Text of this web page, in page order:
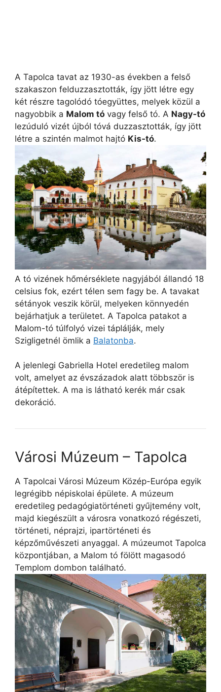
A Tapolca tavat az 1930-as években a felső
szakaszon felduzzasztották, így jött létre egy
két részre tagolódó tóegyüttes, melyek közül a
nagyobbik a Malom tó vagy felső tó. A Nagy-tó
lezúduló vizét újból tóvá duzzasztották, így jött
létre a szintén malmot hajtó Kis-tó.
A tó vizének hőmérséklete nagyjából állandó 18
celsius fok, ezért télen sem fagy be. A tavakat
sétányok veszik körül, melyeken könnyedén
bejárhatjuk a területet. A Tapolca patakot a
Malom-tó túlfolyó vizei táplálják, mely
Szigligetnél ömlik a Balatonba.
A jelenlegi Gabriella Hotel eredetileg malom
volt, amelyet az évszázadok alatt többször is
átépítettek. A ma is látható kerék már csak
dekoráció.
Városi Múzeum – Tapolca
A Tapolcai Városi Múzeum Közép-Európa egyik
legrégibb népiskolai épülete. A múzeum
eredetileg pedagógiatörténeti gyűjtemény volt,
majd kiegészült a városra vonatkozó régészeti,
történeti, néprajzi, ipartörténeti és
képzőművészeti anyaggal. A múzeumot Tapolca
központjában, a Malom tó fölött magasodó
Templom dombon található.